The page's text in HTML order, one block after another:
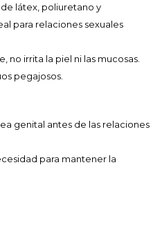
látex, poliuretano y
para relaciones sexuales
no irrita la piel ni las mucosas.
pegajosos.
genital antes de las relaciones
para mantener la